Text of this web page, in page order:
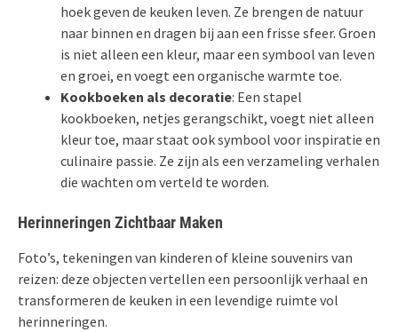
hoek geven de keuken leven. Ze brengen de natuur
naar binnen en dragen bij aan een frisse sfeer. Groen
is niet alleen een kleur, maar een symbool van leven
en groei, en voegt een organische warmte toe.
Kookboeken als decoratie: Een stapel
kookboeken, netjes gerangschikt, voegt niet alleen
kleur toe, maar staat ook symbool voor inspiratie en
culinaire passie. Ze zijn als een verzameling verhalen
die wachten om verteld te worden.
Herinneringen Zichtbaar Maken
Foto’s, tekeningen van kinderen of kleine souvenirs van
reizen: deze objecten vertellen een persoonlijk verhaal en
transformeren de keuken in een levendige ruimte vol
herinneringen.